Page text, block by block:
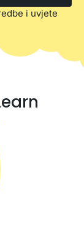
i uvjete